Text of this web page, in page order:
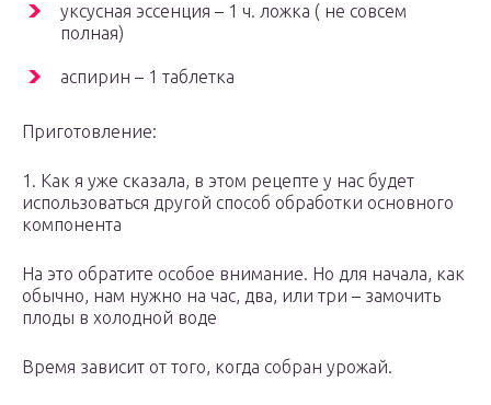
уксусная эссенция – 1 ч. ложка ( не совсем
полная)
аспирин – 1 таблетка
Приготовление:
1. Как я уже сказала, в этом рецепте у нас будет
использоваться другой способ обработки основного
компонента
На это обратите особое внимание. Но для начала, как
обычно, нам нужно на час, два, или три – замочить
плоды в холодной воде
Время зависит от того, когда собран урожай.